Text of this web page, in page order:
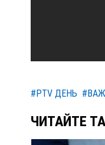
#PTV ДЕНЬ
ЧИТАЙТЕ